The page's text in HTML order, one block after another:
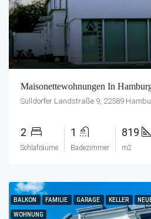
Maisonettewohnungen In
Sülldorfer Landstraße 9, 22589
2
Schlafräume
1
Badezimmer
819
m2
BALKON FAMILIE GARAGE KELLER
WOHNUNG